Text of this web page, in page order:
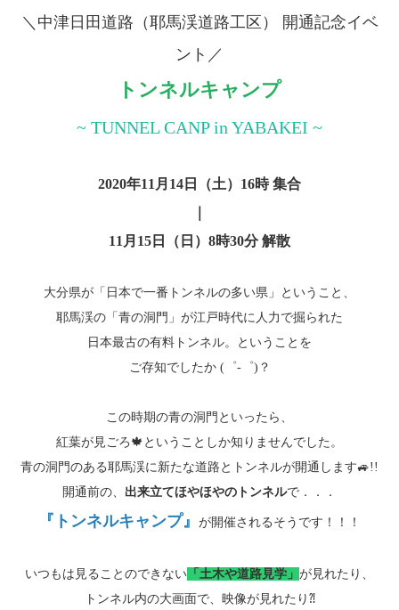
＼中津日田道路（耶馬渓道路工区） 開通記念イベ
ント／
トンネルキャンプ
~ TUNNEL CANP in YABAKEI ~
2020年11月14日（土）16時 集合
11月15日（日）8時30分 解散
大分県が「日本で一番トンネルの多い県」ということ、
耶馬渓の「青の洞門」が江戸時代に人力で掘られた
日本最古の有料トンネル。ということを
ご存知でしたか (゜-゜)？
この時期の青の洞門といったら、
紅葉が見ごろ🍁ということしか知りませんでした。
青の洞門のある耶馬渓に新たな道路とトンネルが開通します🚙!!
開通前の、 出来立てほやほやのトンネルで．．．
『トンネルキャンプ』 が開催されるそうです！！！
いつもは見ることのできない 「土木や道路見学」 が見れたり、
トンネル内の大画面で、映像が見れたり⁈